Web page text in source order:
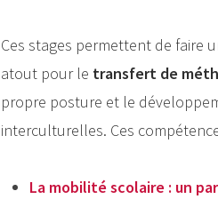
Ces stages permettent de faire
atout pour le transfert de
propre posture et le
interculturelles. Ces
La mobilité scolaire : un